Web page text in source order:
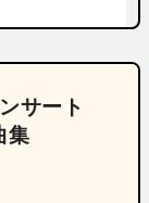
サート
集